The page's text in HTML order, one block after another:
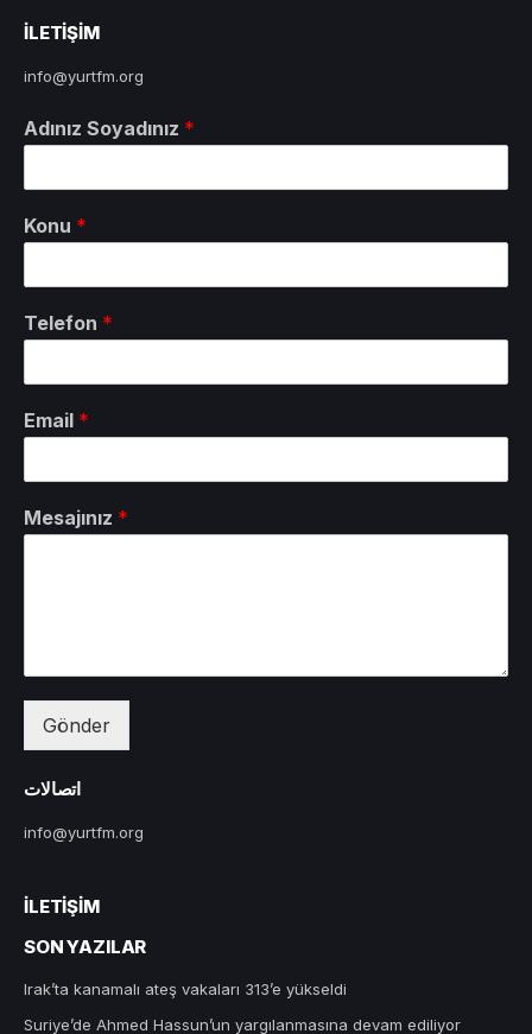
ILETIŞIM
info@yurtfm.org
Adınız Soyadınız *
Konu *
Telefon *
Email *
Mesajınız *
Gönder
اتصالات
info@yurtfm.org
İLETIŞIM
SON YAZILAR
Irak’ta kanamalı ateş vakaları 313’e yükseldi
Suriye’de Ahmed Hassun’un yargılanmasına devam ediliyor